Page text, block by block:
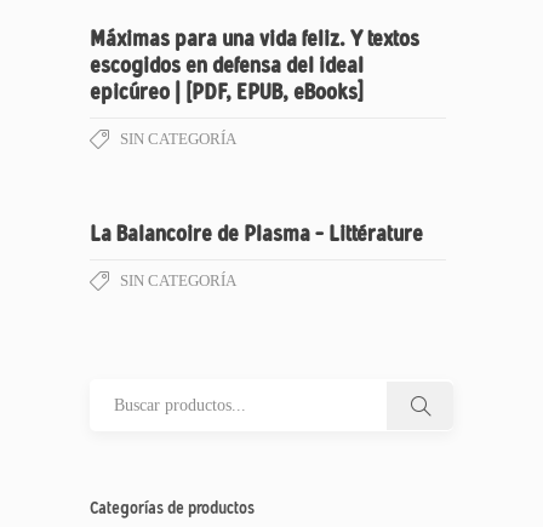
Máximas para una vida feliz. Y textos
escogidos en defensa del ideal
epicúreo | [PDF, EPUB, eBooks]
SIN CATEGORÍA
La Balancoire de Plasma – Littérature
SIN CATEGORÍA
Categorías de productos